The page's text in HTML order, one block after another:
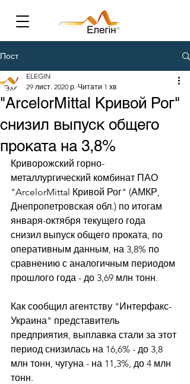
Пост
"ArcelorMittal Кривой Рог"
снизил выпуск общего
проката на 3,8%
ELEGIN
29 лист. 2020 р. Читати 1 хв
Криворожский горно-
металлургический комбинат ПАО
"ArcelorMittal Кривой Рог" (АМКР,
Днепропетровская обл.) по итогам
января-октября текущего года
снизил выпуск общего проката, по
оперативным данным, на 3,8% по
сравнению с аналогичным периодом
прошлого года - до 3,69 млн тонн.
Как сообщил агентству "Интерфакс-
Украина" представитель
предприятия, выплавка стали за этот
период снизилась на 16,6% - до 3,8
млн тонн, чугуна - на 11,3%, до 4 млн
тонн.